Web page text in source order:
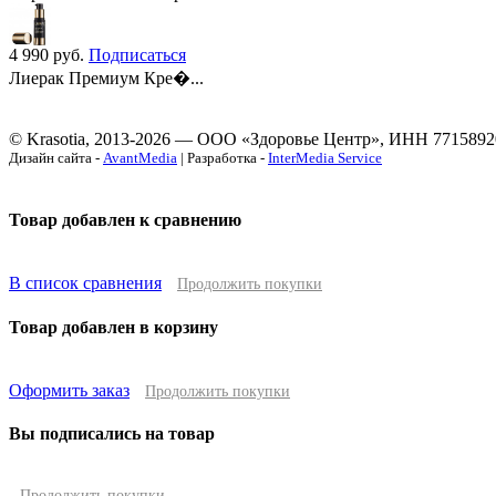
4 990 руб. Подписаться
Лиерак Премиум Кре�...
© Krasotia, 2013-2026 — ООО «Здоровье Центр», ИНН
Дизайн сайта - AvantMedia | Разработка - InterMedia Service
Товар добавлен к сравнению
В список сравнения Продолжить покупки
Товар добавлен в корзину
Оформить заказ Продолжить покупки
Вы подписались на товар